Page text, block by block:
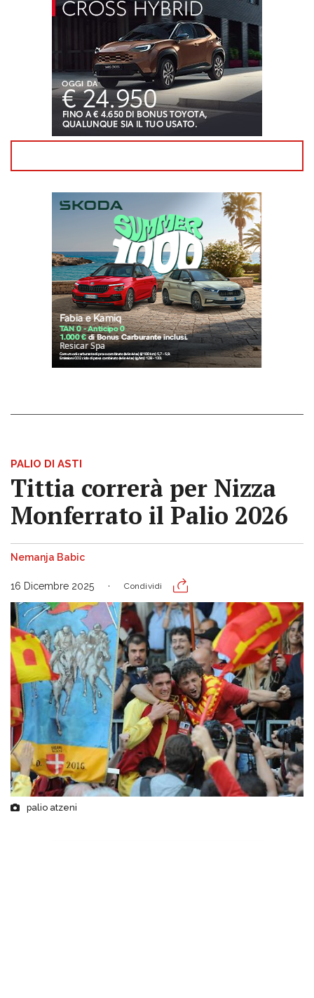
PALIO DI ASTI
Tittia correrà per Nizza
Monferrato il Palio 2026
Nemanja Babic
16 Dicembre 2025 Condividi
palio atzeni